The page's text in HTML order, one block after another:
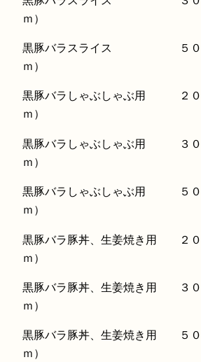
ｍ）
黒豚バラスライス ５００
ｍ）
黒豚バラしゃぶしゃぶ用 ２０
ｍ）
黒豚バラしゃぶしゃぶ用 ３０
ｍ）
黒豚バラしゃぶしゃぶ用 ５０
ｍ）
黒豚バラ豚丼、生姜焼き用 ２０
ｍ）
黒豚バラ豚丼、生姜焼き用 ３０
ｍ）
黒豚バラ豚丼、生姜焼き用 ５０
ｍ）